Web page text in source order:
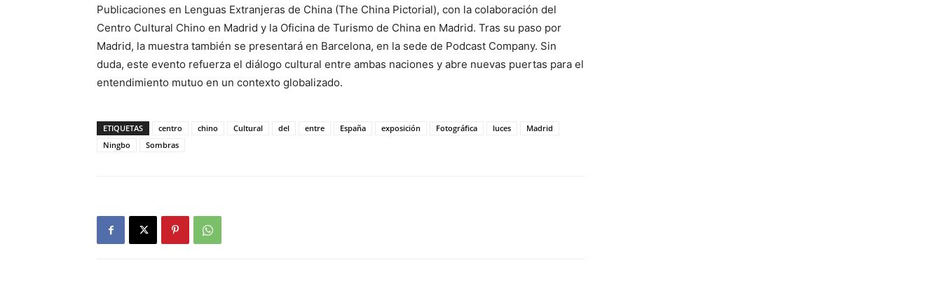
Publicaciones en Lenguas Extranjeras de China (The China Pictorial), con la colaboración del
Centro Cultural Chino en Madrid y la Oficina de Turismo de China en Madrid. Tras su paso por
Madrid, la muestra también se presentará en Barcelona, en la sede de Podcast Company. Sin
duda, este evento refuerza el diálogo cultural entre ambas naciones y abre nuevas puertas para el
entendimiento mutuo en un contexto globalizado.
ETIQUETAS centro chino Cultural del entre España exposición Fotográfica luces
Madrid
Ningbo
Sombras